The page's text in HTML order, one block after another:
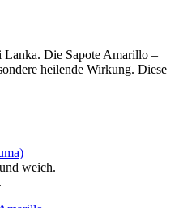
Lanka. Die Sapote Amarillo –
heilende Wirkung. Diese
weich.